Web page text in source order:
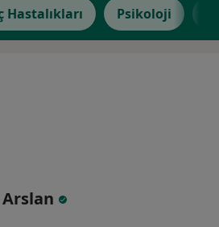
Hastalıkları Psikoloji